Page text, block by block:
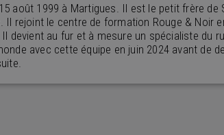
août 1999 à Martigues. Il est le petit frère
Il rejoint le centre de formation Rouge & Noir
devient au fur et à mesure un spécialiste du
avec cette équipe en juin 2024 avant de